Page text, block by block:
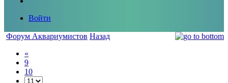
Войти
Форум Аквариумистов Назад
«
9
10